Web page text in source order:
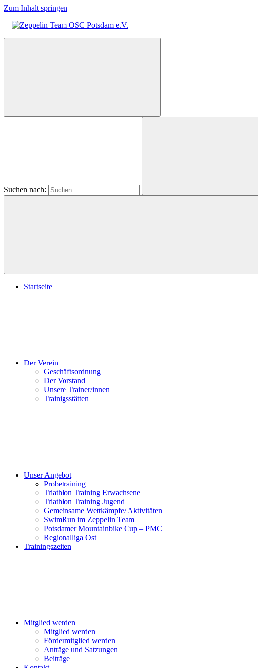
Zum Inhalt springen
Suchen nach:
Startseite
Der Verein
Geschäftsordnung
Der Vorstand
Unsere Trainer/innen
Trainigsstätten
Unser Angebot
Probetraining
Triathlon Training Erwachsene
Triathlon Training Jugend
Gemeinsame Wettkämpfe/ Aktivitäten
SwimRun im Zeppelin Team
Potsdamer Mountainbike Cup – PMC
Regionalliga Ost
Trainingszeiten
Mitglied werden
Mitglied werden
Fördermitglied werden
Anträge und Satzungen
Beiträge